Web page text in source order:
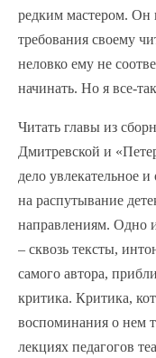
редким мастером. Он
требования своему
неловко ему не
начинать. Но я все-
Читать главы из
Дмитревской и
дело увлекательное
на распутывание
направлениям. Одно
– сквозь тексты,
самого автора,
критика. Критика,
воспоминания о нем
лекциях педагогов